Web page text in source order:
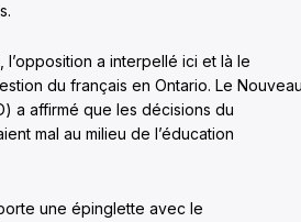
a interpellé ici et là le
du français en Ontario. Le
a affirmé que les décisions du
mal au milieu de l’éducation
une épinglette avec le